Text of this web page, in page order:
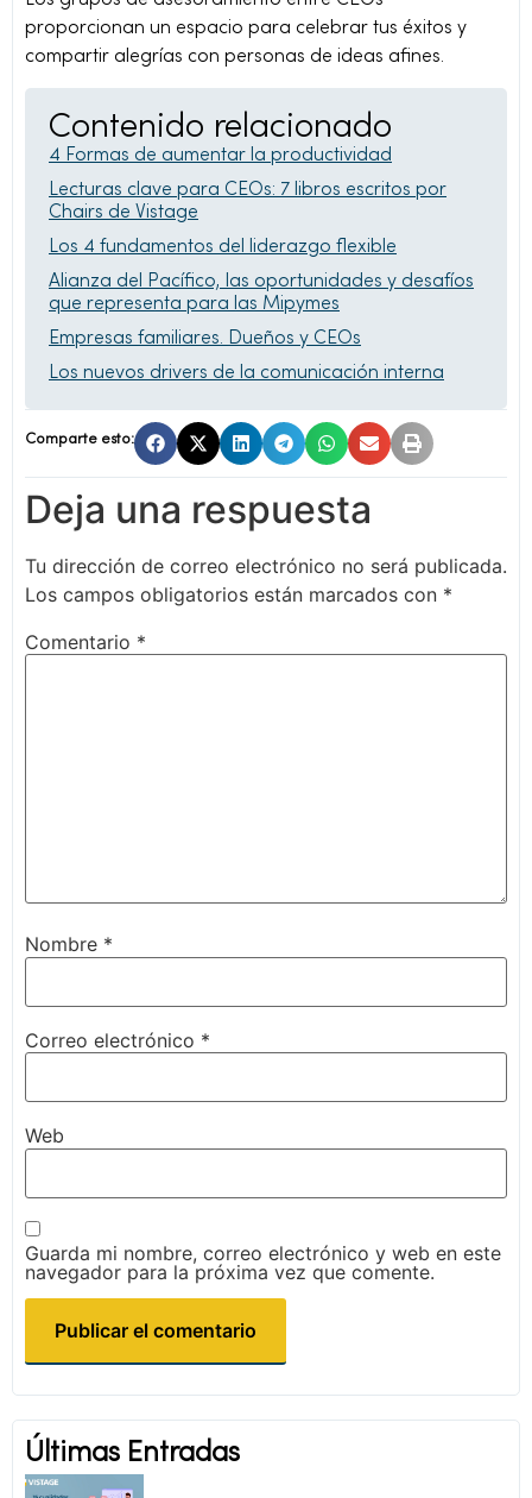
proporcionan un espacio para celebrar tus éxitos y
compartir alegrías con personas de ideas afines.
Contenido relacionado
4 Formas de aumentar la productividad
Lecturas clave para CEOs: 7 libros escritos por
Chairs de Vistage
Los 4 fundamentos del liderazgo flexible
Alianza del Pacífico, las oportunidades y desafíos
que representa para las Mipymes
Empresas familiares. Dueños y CEOs
Los nuevos drivers de la comunicación interna
Comparte esto:
Deja una respuesta
Tu dirección de correo electrónico no será publicada.
Los campos obligatorios están marcados con *
Comentario *
Nombre *
Correo electrónico *
Web
Guarda mi nombre, correo electrónico y web en este
navegador para la próxima vez que comente.
Últimas Entradas